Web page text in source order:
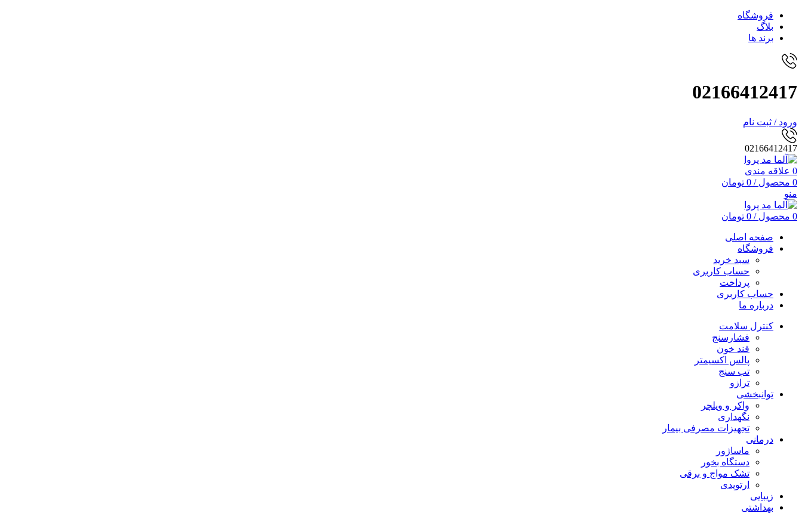
فروشگاه
بلاگ
برند ها
02166412417
ورود / ثبت نام
02166412417
0 علاقه مندی
0 محصول /
0 تومان
منو
0 محصول /
0 تومان
صفحه اصلی
فروشگاه
سبد خرید
حساب کاربری
پرداخت
حساب کاربری
درباره ما
کنترل سلامت
فشارسنج
قند خون
پالس اکسیمتر
تب سنج
ترازو
توانبخشی
واکر و ویلچر
نگهداری
تجهیزات مصرفی بیمار
درمانی
ماساژور
دستگاه بخور
تشک مواج و برقی
ارتوپدی
زیبایی
بهداشتی